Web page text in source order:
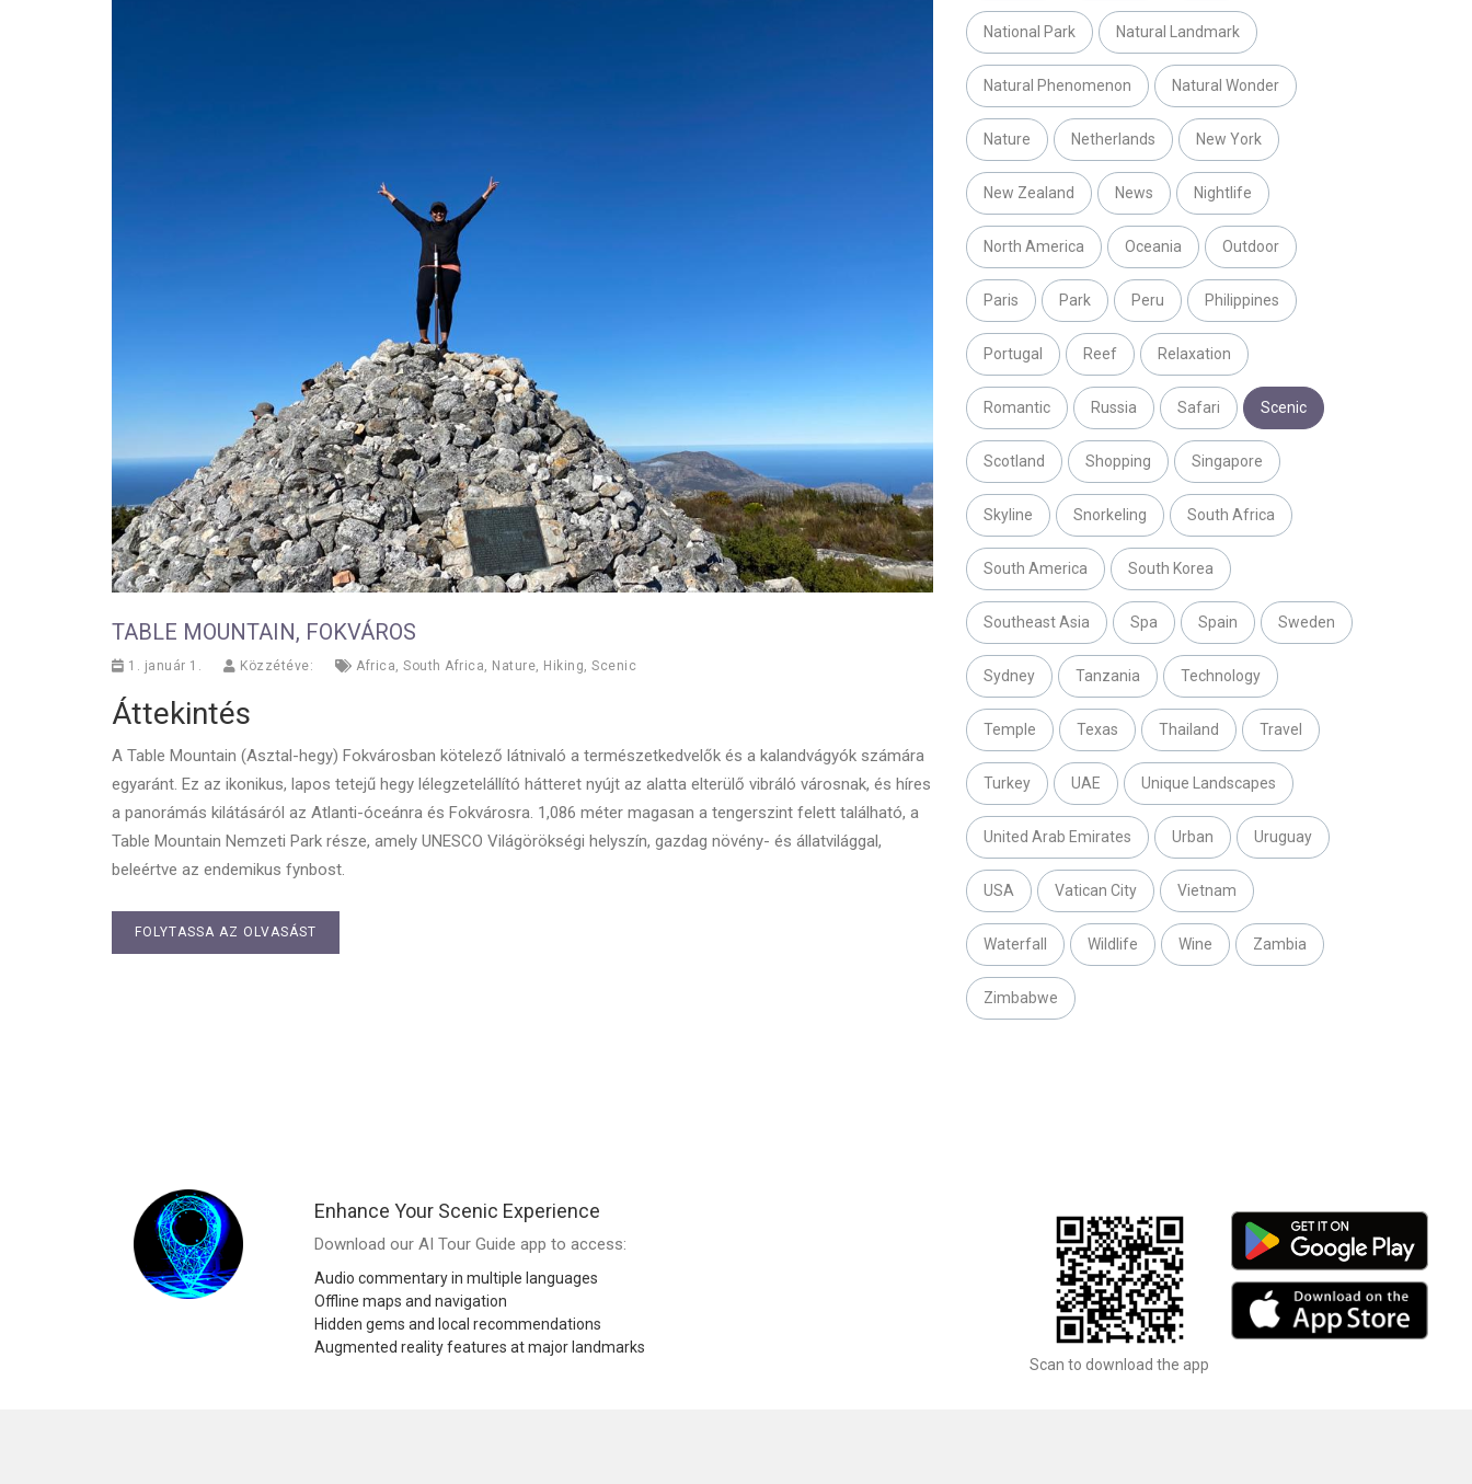
TABLE MOUNTAIN, FOKVÁROS
1. január 1. Közzétéve: Africa South Africa Nature Hiking Scenic
Áttekintés
A Table Mountain (Asztal-hegy) Fokvárosban kötelező látnivaló a természetkedvelők és a kalandvágyók számára
egyaránt. Ez az ikonikus, lapos tetejű hegy lélegzetelállító hátteret nyújt az alatta elterülő vibráló városnak, és híres
a panorámás kilátásáról az Atlanti-óceánra és Fokvárosra. 1,086 méter magasan a tengerszint felett található, a
Table Mountain Nemzeti Park része, amely UNESCO Világörökségi helyszín, gazdag növény- és állatvilággal,
beleértve az endemikus fynbost.
FOLYTASSA AZ OLVASÁST
National Park Natural Landmark
Natural Phenomenon Natural Wonder
Nature Netherlands New York
New Zealand News Nightlife
North America Oceania Outdoor
Paris Park Peru Philippines
Portugal Reef Relaxation
Romantic Russia Safari Scenic
Scotland Shopping Singapore
Skyline Snorkeling South Africa
South America South Korea
Southeast Asia Spa Spain Sweden
Sydney Tanzania Technology
Temple Texas Thailand Travel
Turkey UAE Unique Landscapes
United Arab Emirates Urban Uruguay
USA Vatican City Vietnam
Waterfall Wildlife Wine Zambia
Zimbabwe
Enhance Your Scenic Experience
Download our AI Tour Guide app to access:
Audio commentary in multiple languages
Offline maps and navigation
Hidden gems and local recommendations
Augmented reality features at major landmarks
Scan to download the app